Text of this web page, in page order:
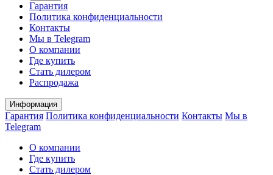
Гарантия
Политика конфиденциальности
Контакты
Мы в Telegram
О компании
Где купить
Стать дилером
Распродажа
Информация
Гарантия Политика конфиденциальности Контакты Мы в
Telegram
О компании
Где купить
Стать дилером